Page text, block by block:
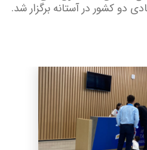
دو کشور در آستانه برگزار شد.